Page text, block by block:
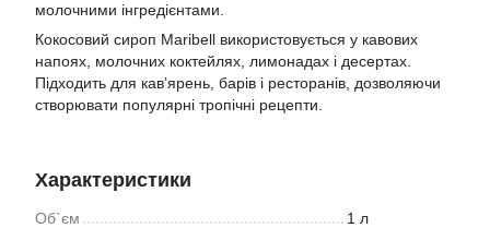
молочними інгредієнтами.
Кокосовий сироп Maribell використовується у кавових
напоях, молочних коктейлях, лимонадах і десертах.
Підходить для кав’ярень, барів і ресторанів, дозволяючи
створювати популярні тропічні рецепти.
Характеристики
Об`єм 1 л